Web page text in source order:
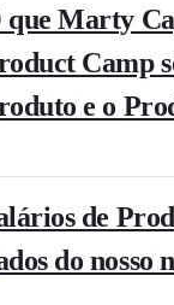
que Marty
Camp
e o
de
do nosso